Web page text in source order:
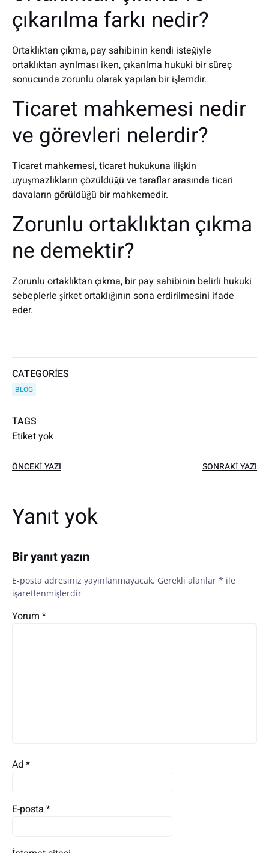
çıkarılma farkı nedir?
Ortaklıktan çıkma, pay sahibinin kendi isteğiyle
ortaklıktan ayrılması iken, çıkarılma hukuki bir süreç
sonucunda zorunlu olarak yapılan bir işlemdir.
Ticaret mahkemesi nedir
ve görevleri nelerdir?
Ticaret mahkemesi, ticaret hukukuna ilişkin
uyuşmazlıkların çözüldüğü ve taraflar arasında ticari
davaların görüldüğü bir mahkemedir.
Zorunlu ortaklıktan çıkma
ne demektir?
Zorunlu ortaklıktan çıkma, bir pay sahibinin belirli hukuki
sebeplerle şirket ortaklığının sona erdirilmesini ifade
eder.
CATEGORIES
BLOG
TAGS
Etiket yok
Yazı
dolaşımı
ÖNCEKI YAZI SONRAKI YAZI
Yanıt yok
Bir yanıt yazın
E-posta adresiniz yayınlanmayacak. Gerekli alanlar * ile
işaretlenmişlerdir
Yorum *
Ad *
E-posta *